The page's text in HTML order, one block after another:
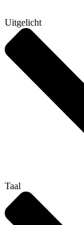
Uitgelicht
Taal